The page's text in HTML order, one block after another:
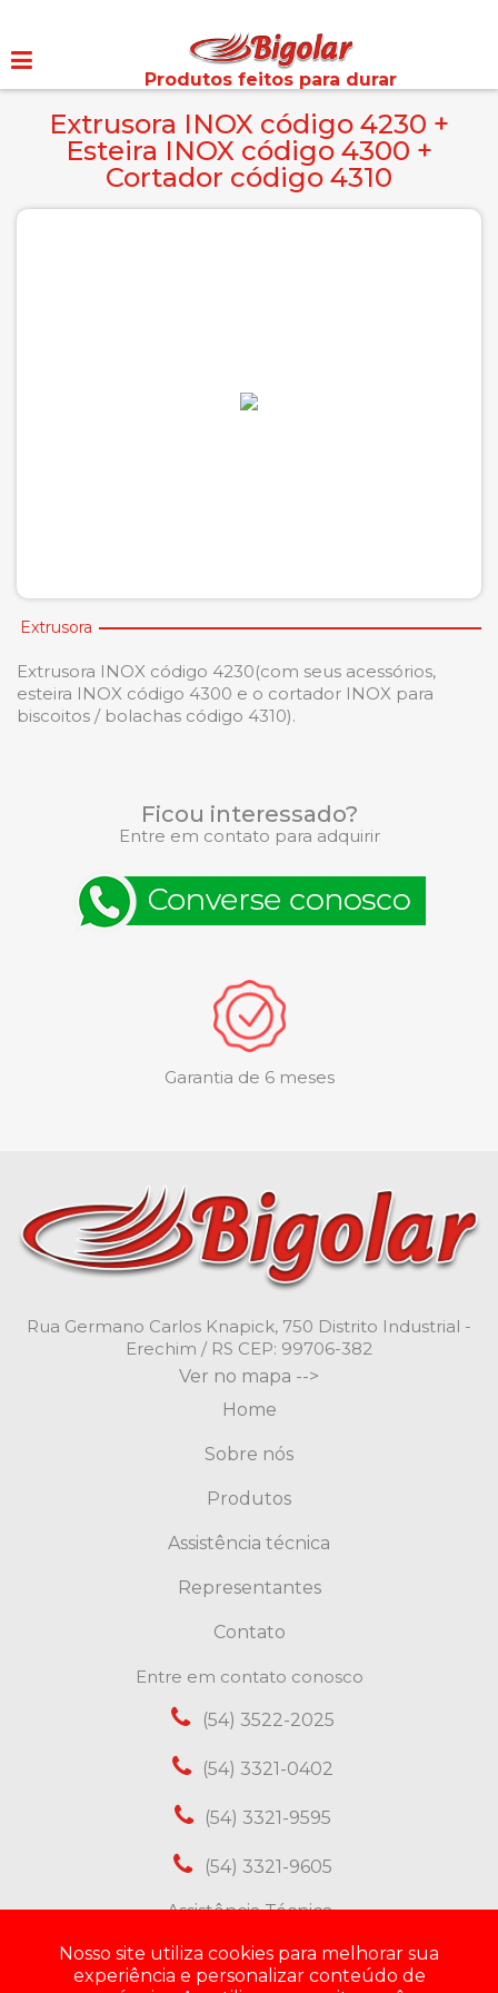
Produtos feitos para durar
Extrusora INOX código 4230 +
Esteira INOX código 4300 +
Cortador código 4310
Extrusora
Extrusora INOX código 4230(com seus acessórios,
esteira INOX código 4300 e o cortador INOX para
biscoitos / bolachas código 4310).
Ficou interessado?
Entre em contato para adquirir
Garantia de 6 meses
Rua Germano Carlos Knapick, 750 Distrito Industrial -
Erechim / RS CEP: 99706-382
Ver no mapa -->
Home
Sobre nós
Produtos
Assistência técnica
Representantes
Contato
Entre em contato conosco
(54) 3522-2025
(54) 3321-0402
(54) 3321-9595
(54) 3321-9605
Assistência Técnica
Vendas / Contato
Nosso site utiliza cookies para melhorar sua
experiência e personalizar conteúdo de